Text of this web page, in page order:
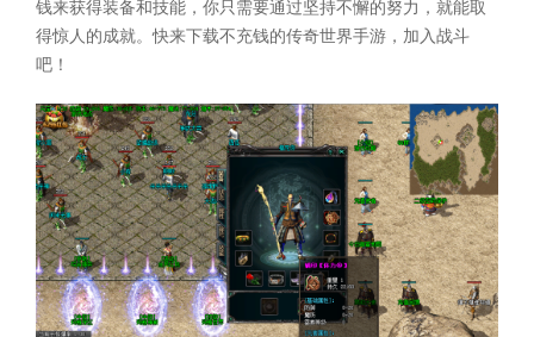
钱来获得装备和技能，你只需要通过坚持不懈的努力，就能取
得惊人的成就。快来下载不充钱的传奇世界手游，加入战斗
吧！